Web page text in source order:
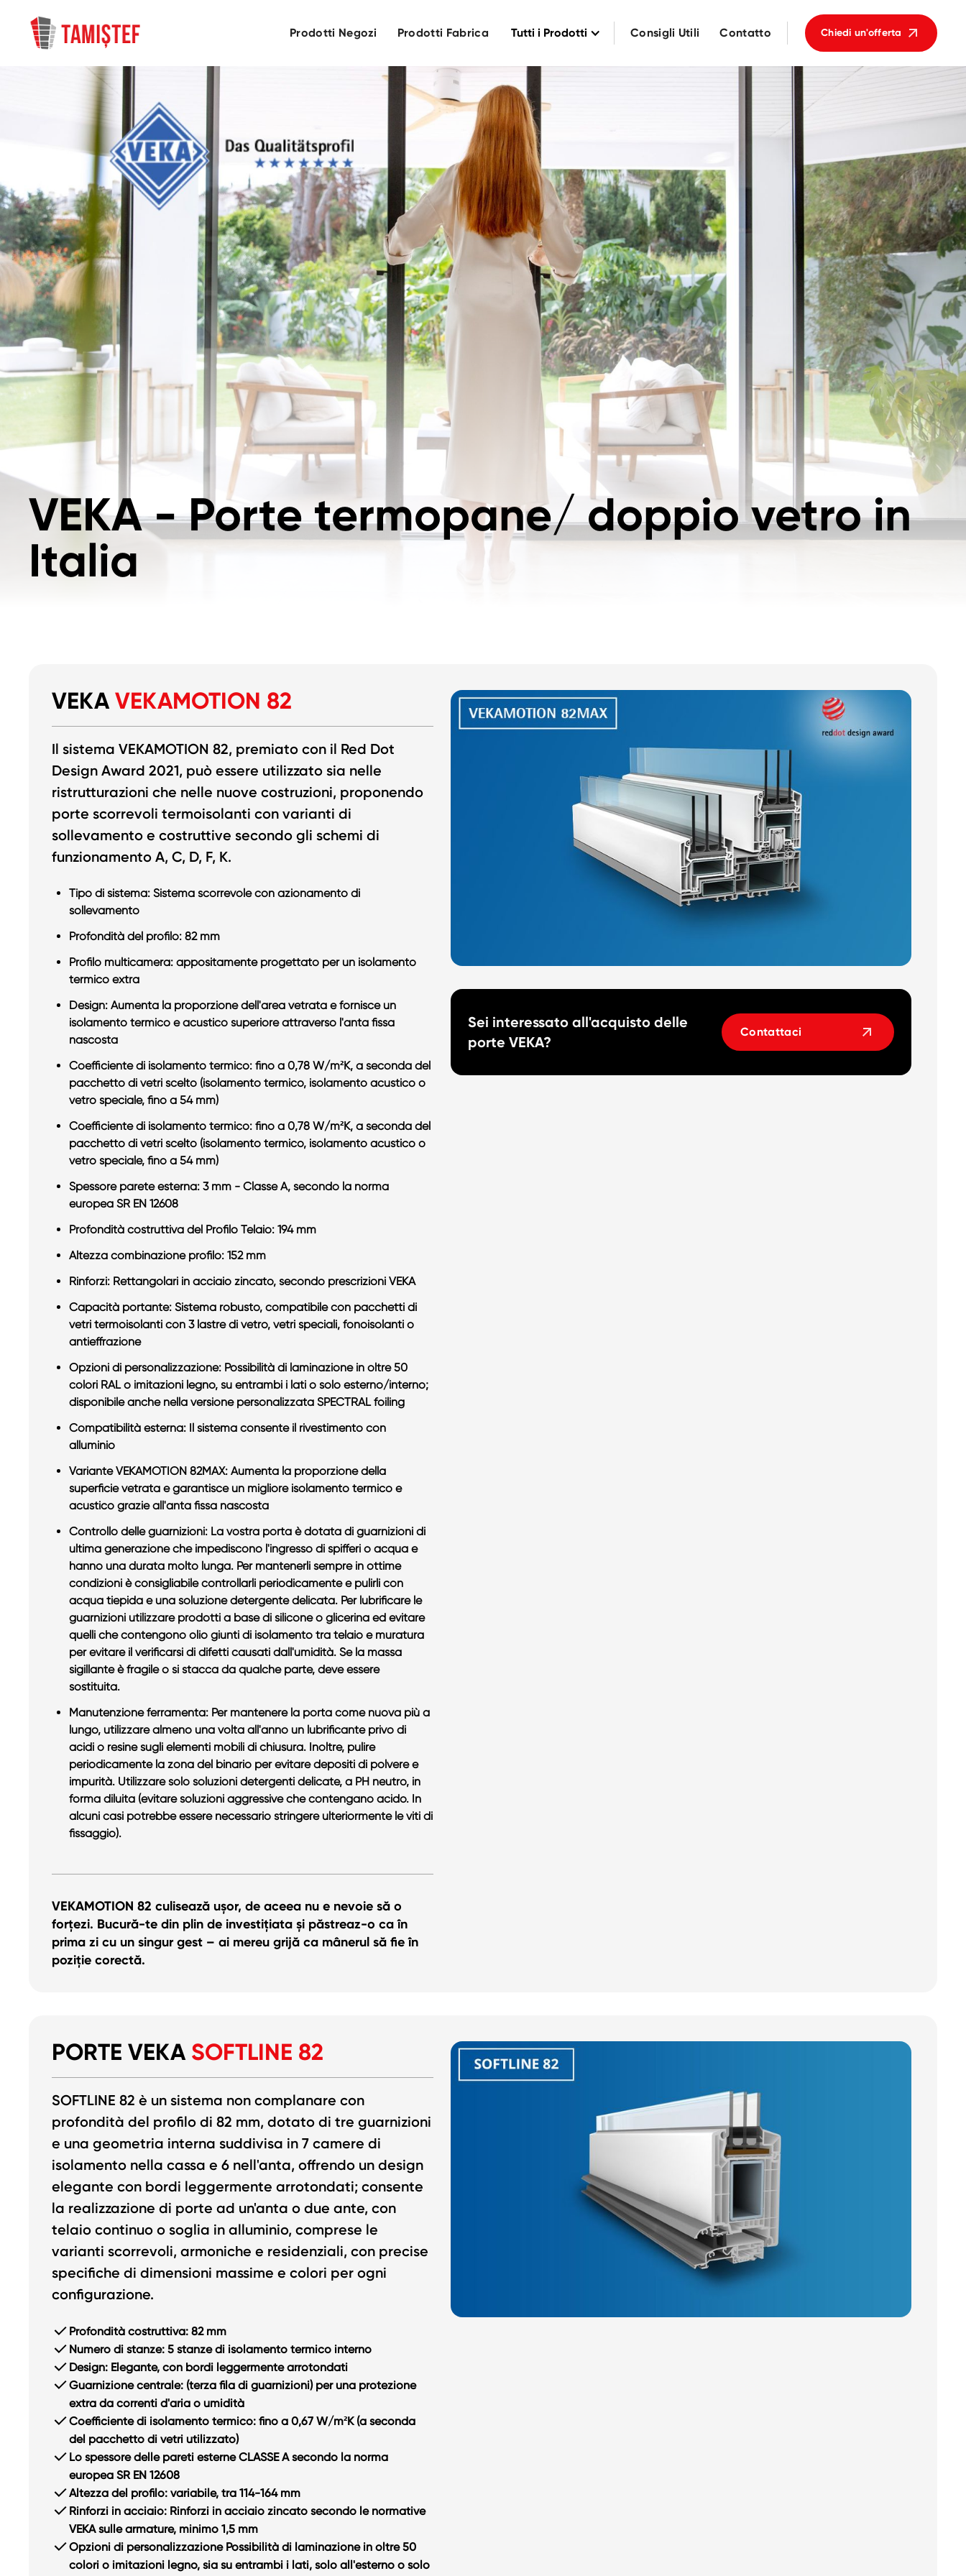
Prodotti Negozi Prodotti Fabrica Tutti i Prodotti Consigli Utili Contatto Chiedi un'offerta
VEKA - Porte termopane/ doppio vetro in
Italia
VEKAVEKAMOTION 82
Il sistema VEKAMOTION 82, premiato con il Red Dot
Design Award 2021, può essere utilizzato sia nelle
ristrutturazioni che nelle nuove costruzioni, proponendo
porte scorrevoli termoisolanti con varianti di
sollevamento e costruttive secondo gli schemi di
funzionamento A, C, D, F, K.
Tipo di sistema: Sistema scorrevole con azionamento di
sollevamento
Profondità del profilo: 82 mm
Profilo multicamera: appositamente progettato per un isolamento
termico extra
Design: Aumenta la proporzione dell'area vetrata e fornisce un
isolamento termico e acustico superiore attraverso l'anta fissa
nascosta
Coefficiente di isolamento termico: fino a 0,78 W/m²K, a seconda del
pacchetto di vetri scelto (isolamento termico, isolamento acustico o
vetro speciale, fino a 54 mm)
Coefficiente di isolamento termico: fino a 0,78 W/m²K, a seconda del
pacchetto di vetri scelto (isolamento termico, isolamento acustico o
vetro speciale, fino a 54 mm)
Spessore parete esterna: 3 mm - Classe A, secondo la norma
europea SR EN 12608
Profondità costruttiva del Profilo Telaio: 194 mm
Altezza combinazione profilo: 152 mm
Rinforzi: Rettangolari in acciaio zincato, secondo prescrizioni VEKA
Capacità portante: Sistema robusto, compatibile con pacchetti di
vetri termoisolanti con 3 lastre di vetro, vetri speciali, fonoisolanti o
antieffrazione
Opzioni di personalizzazione: Possibilità di laminazione in oltre 50
colori RAL o imitazioni legno, su entrambi i lati o solo esterno/interno;
disponibile anche nella versione personalizzata SPECTRAL foiling
Compatibilità esterna: Il sistema consente il rivestimento con
alluminio
Variante VEKAMOTION 82MAX: Aumenta la proporzione della
superficie vetrata e garantisce un migliore isolamento termico e
acustico grazie all'anta fissa nascosta
Controllo delle guarnizioni: La vostra porta è dotata di guarnizioni di
ultima generazione che impediscono l'ingresso di spifferi o acqua e
hanno una durata molto lunga. Per mantenerli sempre in ottime
condizioni è consigliabile controllarli periodicamente e pulirli con
acqua tiepida e una soluzione detergente delicata. Per lubrificare le
guarnizioni utilizzare prodotti a base di silicone o glicerina ed evitare
quelli che contengono olio giunti di isolamento tra telaio e muratura
per evitare il verificarsi di difetti causati dall'umidità. Se la massa
sigillante è fragile o si stacca da qualche parte, deve essere
sostituita.
Manutenzione ferramenta: Per mantenere la porta come nuova più a
lungo, utilizzare almeno una volta all'anno un lubrificante privo di
acidi o resine sugli elementi mobili di chiusura. Inoltre, pulire
periodicamente la zona del binario per evitare depositi di polvere e
impurità. Utilizzare solo soluzioni detergenti delicate, a PH neutro, in
forma diluita (evitare soluzioni aggressive che contengano acido. In
alcuni casi potrebbe essere necessario stringere ulteriormente le viti di
fissaggio).
VEKAMOTION 82 culisează ușor, de aceea nu e nevoie să o
forțezi. Bucură-te din plin de investițiata și păstreaz-o ca în
prima zi cu un singur gest – ai mereu grijă ca mânerul să fie în
poziție corectă.
Sei interessato all'acquisto delle
porte VEKA?
Contattaci
PORTE VEKA SOFTLINE 82
SOFTLINE 82 è un sistema non complanare con
profondità del profilo di 82 mm, dotato di tre guarnizioni
e una geometria interna suddivisa in 7 camere di
isolamento nella cassa e 6 nell'anta, offrendo un design
elegante con bordi leggermente arrotondati; consente
la realizzazione di porte ad un'anta o due ante, con
telaio continuo o soglia in alluminio, comprese le
varianti scorrevoli, armoniche e residenziali, con precise
specifiche di dimensioni massime e colori per ogni
configurazione.
Profondità costruttiva: 82 mm
Numero di stanze: 5 stanze di isolamento termico interno
Design: Elegante, con bordi leggermente arrotondati
Guarnizione centrale: (terza fila di guarnizioni) per una protezione
extra da correnti d'aria o umidità
Coefficiente di isolamento termico: fino a 0,67 W/m²K (a seconda
del pacchetto di vetri utilizzato)
Lo spessore delle pareti esterne CLASSE A secondo la norma
europea SR EN 12608
Altezza del profilo: variabile, tra 114-164 mm
Rinforzi in acciaio: Rinforzi in acciaio zincato secondo le normative
VEKA sulle armature, minimo 1,5 mm
Opzioni di personalizzazione Possibilità di laminazione in oltre 50
colori o imitazioni legno, sia su entrambi i lati, solo all'esterno o solo